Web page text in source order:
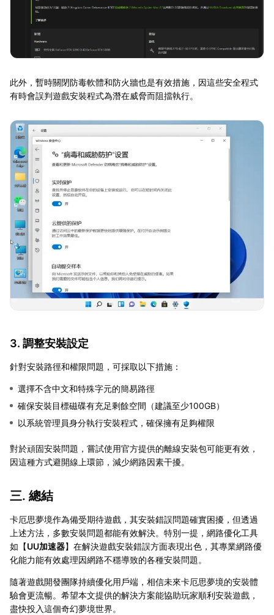
此外，暫時關閉防毒軟體和防火牆也是有效措施，因這些安全程式
有時會誤判遊戲安裝程式為潛在威脅而阻擋執行。
3. 調整安裝設定
針對安裝路徑和權限問題，可採取以下措施：
選擇不含中文和特殊字元的簡易路徑
確保安裝目標磁碟有充足剩餘空間（建議至少100GB）
以系統管理員身分執行安裝程式，確保擁有足夠權限
對於頑固安裝問題，嘗試使用官方提供的離線安裝包可能更有效，
因這種方式避開線上環節，減少網路因素干擾。
三. 總結
卡厄思夢境作為備受期待遊戲，其安裝錯誤問題確實困擾，但透過
上述方法，多數安裝問題都能有效解決。特別一提，網路優化工具
如【UU加速器】在解決遊戲安裝錯誤方面表現出色，其專業網路優
化能力能有效處理因網路不穩導致的各種安裝問題。
隨著遊戲開發團隊持續優化用戶端，相信未來卡厄思夢境的安裝體
驗會更流暢。希望本文提供的解決方案能協助玩家順利安裝遊戲，
盡快投入這個奇幻夢境世界。